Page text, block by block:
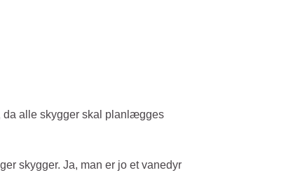
da alle skygger skal planlægges
skygger. Ja, man er jo et vanedyr